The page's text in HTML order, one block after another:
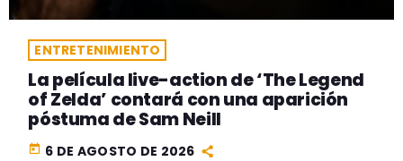
ENTRETENIMIENTO
La película live-action de ‘The Legend
of Zelda’ contará con una aparición
póstuma de Sam Neill
today 6 DE AGOSTO DE 2026